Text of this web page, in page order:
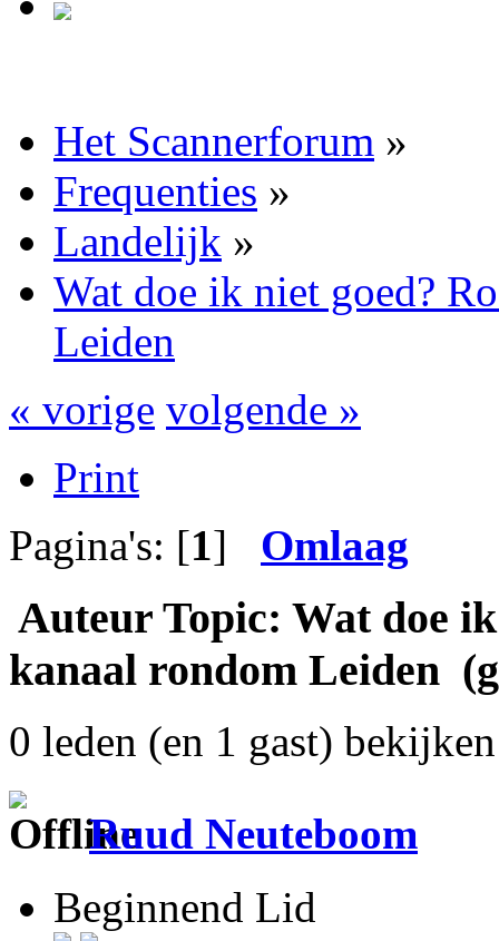
Het Scannerforum »
Frequenties »
Landelijk »
Wat doe ik niet goed?
Leiden
« vorige volgende »
Print
Pagina's: [1] Omlaag
Auteur Topic: Wat doe
kanaal rondom Leiden
0 leden (en 1 gast)
Ruud Neuteboom
Beginnend Lid